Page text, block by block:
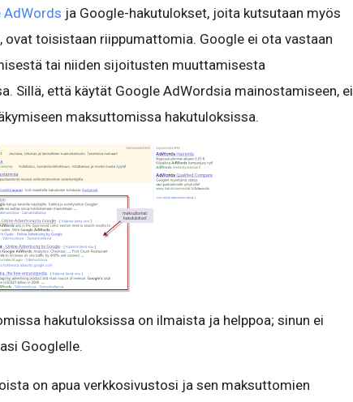
AdWords ja Google-hakutulokset, joita kutsutaan myös
toisistaan riippumattomia. Google ei ota vastaan
tai niiden sijoitusten muuttamisesta
Sillä, että käytät Google AdWordsia mainostamiseen, ei
maksuttomissa hakutuloksissa.
hakutuloksissa on ilmaista ja helppoa; sinun ei
Googlelle.
on apua verkkosivustosi ja sen maksuttomien